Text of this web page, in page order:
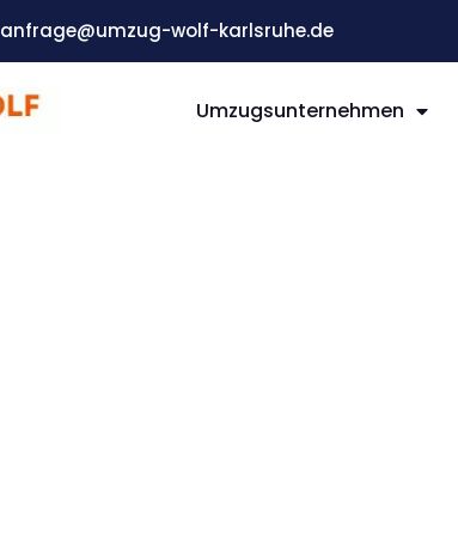
anfrage@umzug-wolf-karlsruhe.de
Umzugsunternehmen